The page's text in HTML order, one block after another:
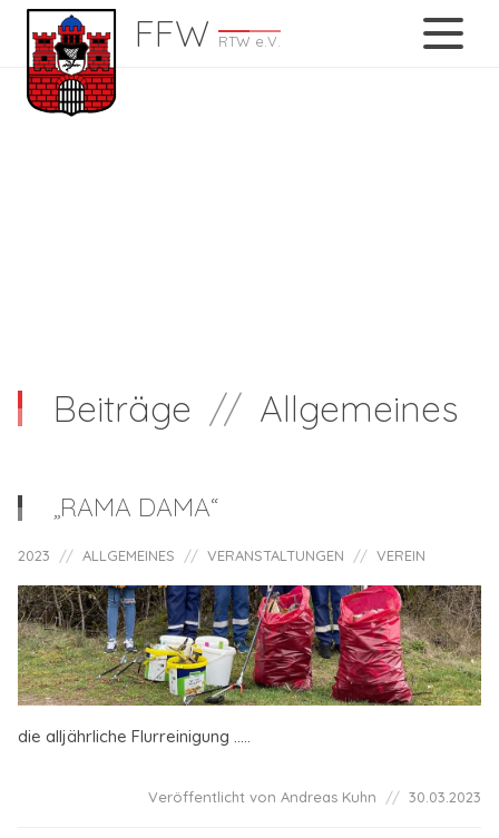
FFW RTW e.V.
Beiträge // Allgemeines
„RAMA DAMA“
2023 ALLGEMEINES VERANSTALTUNGEN VEREIN
die alljährliche Flurreinigung .....
Veröffentlicht von Andreas Kuhn 30.03.2023